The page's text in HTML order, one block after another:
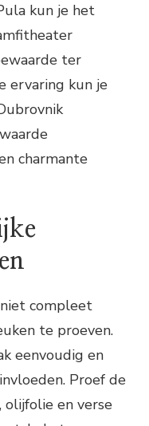
kun je het
ter
ervaring kun je
charmante
compleet
te proeven.
eenvoudig en
Proef de
olijfolie en verse